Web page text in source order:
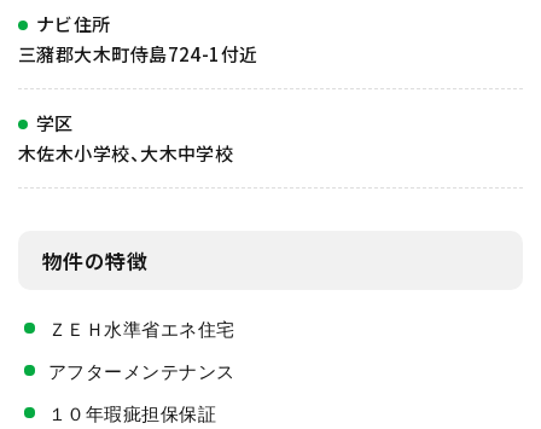
ナビ住所
三瀦郡大木町侍島724-1付近
学区
木佐木小学校、大木中学校
物件の特徴
ＺＥＨ水準省エネ住宅
アフターメンテナンス
１０年瑕疵担保保証